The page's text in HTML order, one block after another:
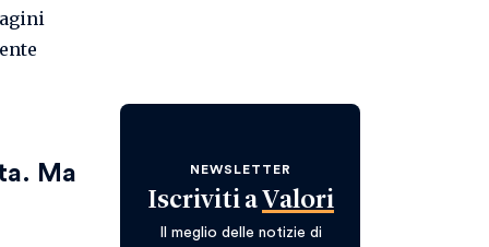
NEWSLETTER
Iscriviti a Valori
Il meglio delle notizie di
Ma